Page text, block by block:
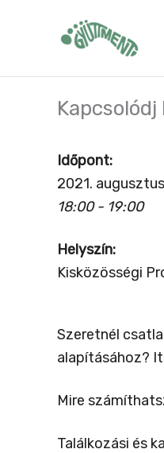
Időpont:
2021.
18:00 - 19:00
Helyszín:
Kisközösségi
Szeretnél
alapításához?
Mire
Találkozási és